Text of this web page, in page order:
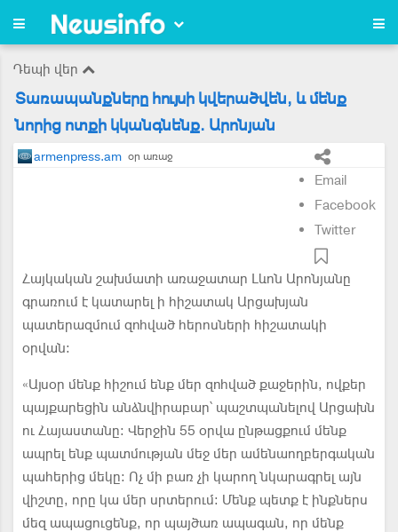
Դեպի վեր
Տառապանքները հույսի կվերածվեն, և մենք
նորից ոտքի կկանգնենք. Արոնյան
armenpress.am օր առաջ
Email
Facebook
Twitter
Հայկական շախմատի առաջատար Լևոն Արոնյանը
գրառում է կատարել ի հիշատակ Արցախյան
պատերազմում զոհված հերոսների հիշատակի
օրվան:
«Այսօր մենք հիշում ենք մեր զոհված քաջերին, ովքեր
պայքարեցին անձնվիրաբար՝ պաշտպանելով Արցախն
ու Հայաստանը: Վերջին 55 օրվա ընթացքում մենք
ապրել ենք պատմության մեջ մեր ամենաողբերգական
պահերից մեկը: Ոչ մի բառ չի կարող նկարագրել այն
վիշտը, որը կա մեր սրտերում: Մենք պետք է ինքներս
մեզ ապացուցենք, որ պայծառ ապագան, որ մենք